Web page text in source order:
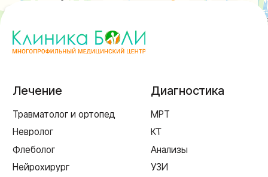
г. Смоленск
ул. Рыленкова, 11 Б
г. Ярцево
ул. Говорова, 85
ул. Шевченко, 65 Б